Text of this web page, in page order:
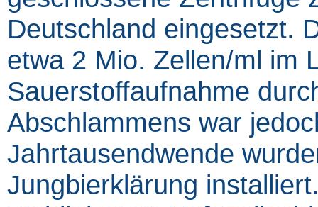
Deutschland eingesetzt.
etwa 2 Mio. Zellen/ml im
Sauerstoffaufnahme
Abschlammens war
Jahrtausendwende
Jungbierklärung